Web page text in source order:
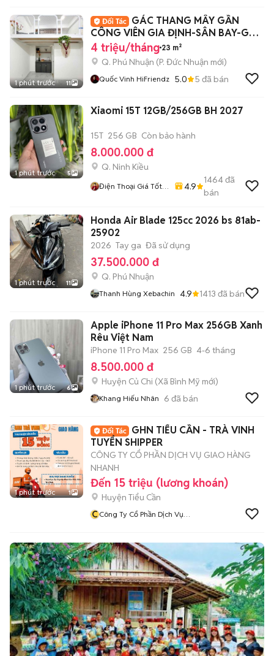
1 phút trước 11
GÁC THANG MÂY GẦN
CÔNG VIÊN GIA ĐỊNH-SÂN BAY-GẦN
IUH-DH GIA ĐỊNH
4 triệu/tháng 23 m²
Q. Phú Nhuận (P. Đức Nhuận mới)
Quốc Vinh HiFriendz 5.0 5 đã bán
1 phút trước 5
Xiaomi 15T 12GB/256GB BH 2027
15T 256 GB Còn bảo hành
8.000.000 đ
Q. Ninh Kiều
Điện Thoại Giá Tốt
4.9
1464đã
bán
1 phút trước 11
Honda Air Blade 125cc 2026 bs 81ab-
25902
2026 Tay ga Đã sử dụng
37.500.000 đ
Q. Phú Nhuận
Thanh Hùng Xebachin 4.9 1413 đã bán
1 phút trước 6
Apple iPhone 11 Pro Max 256GB Xanh
Rêu Việt Nam
iPhone 11 Pro Max 256 GB 4-6 tháng
8.500.000 đ
Huyện Củ Chi (Xã Bình Mỹ mới)
Khang Hiếu Nhân 6 đã bán
1 phút trước 1
GHN TIỂU CẦN - TRÀ VINH
TUYỂN SHIPPER
CÔNG TY CỔ PHẦN DỊCH VỤ GIAO HÀNG
NHANH
Đến 15 triệu (lương khoán)
Huyện Tiểu Cần
CCông Ty Cổ Phần Dịch Vụ